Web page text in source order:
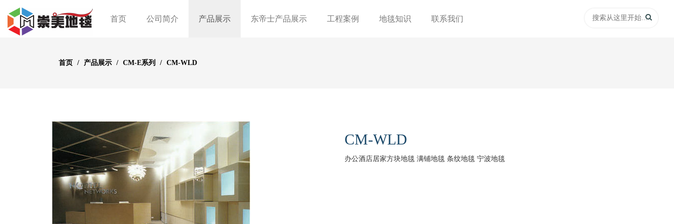
首页 公司简介 产品展示 东帝士产品展示 工程案例 地毯知识 联系我们
首页 产品展示 CM-E系列 CM-WLD
CM-WLD
办公酒店居家方块地毯 满铺地毯 条纹地毯 宁波地毯